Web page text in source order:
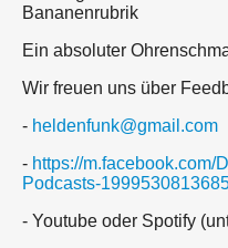
Bananenrubrik
Ein absoluter
Wir freuen uns über
- heldenfunk@gmail.com
- https://m.facebook.com/
Podcasts-
- Youtube oder Spotify